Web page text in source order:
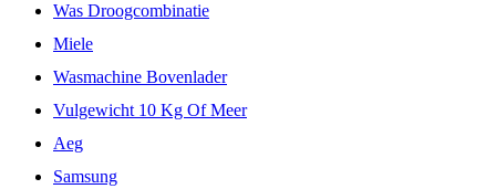
Was Droogcombinatie
Miele
Wasmachine Bovenlader
Vulgewicht 10 Kg Of Meer
Aeg
Samsung